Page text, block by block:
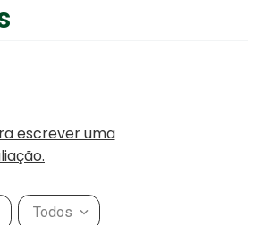
escrever uma
Todos